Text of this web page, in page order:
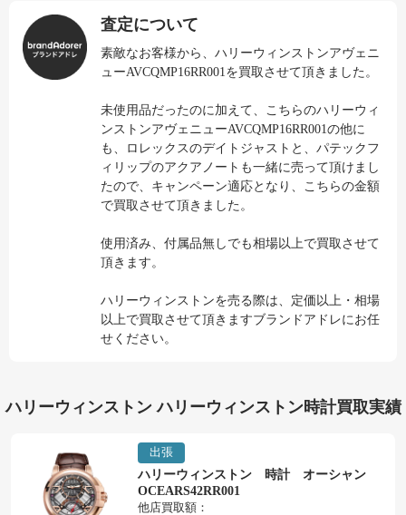
査定について
素敵なお客様から、ハリーウィンストンアヴェニ
ューAVCQMP16RR001を買取させて頂きました。
未使用品だったのに加えて、こちらのハリーウィ
ンストンアヴェニューAVCQMP16RR001の他に
も、ロレックスのデイトジャストと、パテックフ
ィリップのアクアノートも一緒に売って頂けまし
たので、キャンペーン適応となり、こちらの金額
で買取させて頂きました。
使用済み、付属品無しでも相場以上で買取させて
頂きます。
ハリーウィンストンを売る際は、定価以上・相場
以上で買取させて頂きますブランドアドレにお任
せください。
ハリーウィンストン ハリーウィンストン時計買取実績
出張
ハリーウィンストン 時計 オーシャン
OCEARS42RR001
他店買取額：